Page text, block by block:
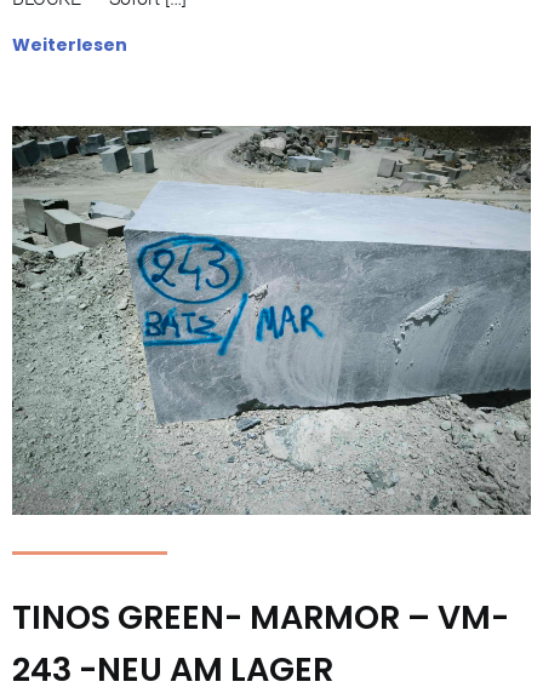
Weiterlesen
TINOS GREEN- MARMOR – VM-
243 -NEU AM LAGER